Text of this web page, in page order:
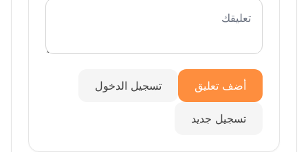
أضف تعليق تسجيل الدخول
تسجيل جديد